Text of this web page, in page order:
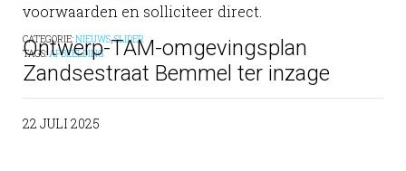
voorwaarden en solliciteer direct.
CATEGORIE:NIEUWS,SLIDER
TAGS:AFBEELDING
Ontwerp-TAM-omgevingsplan
Zandsestraat Bemmel ter inzage
22 JULI 2025